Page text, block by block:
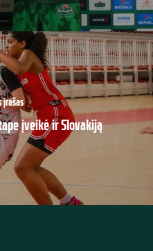
įrašas
įveikė ir Slovakiją